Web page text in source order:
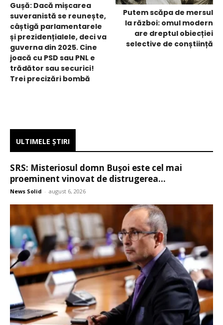
Gușă: Dacă mișcarea
suveranistă se reunește,
câștigă parlamentarele
și prezidențialele, deci va
guverna din 2025. Cine
joacă cu PSD sau PNL e
trădător sau securici!
Trei precizări bombă
Putem scăpa de mersul
la război: omul modern
are dreptul obiecției
selective de conștiință
ULTIMELE ŞTIRI
SRS: Misteriosul domn Bușoi este cel mai
proeminent vinovat de distrugerea...
News Solid - august 6, 2026